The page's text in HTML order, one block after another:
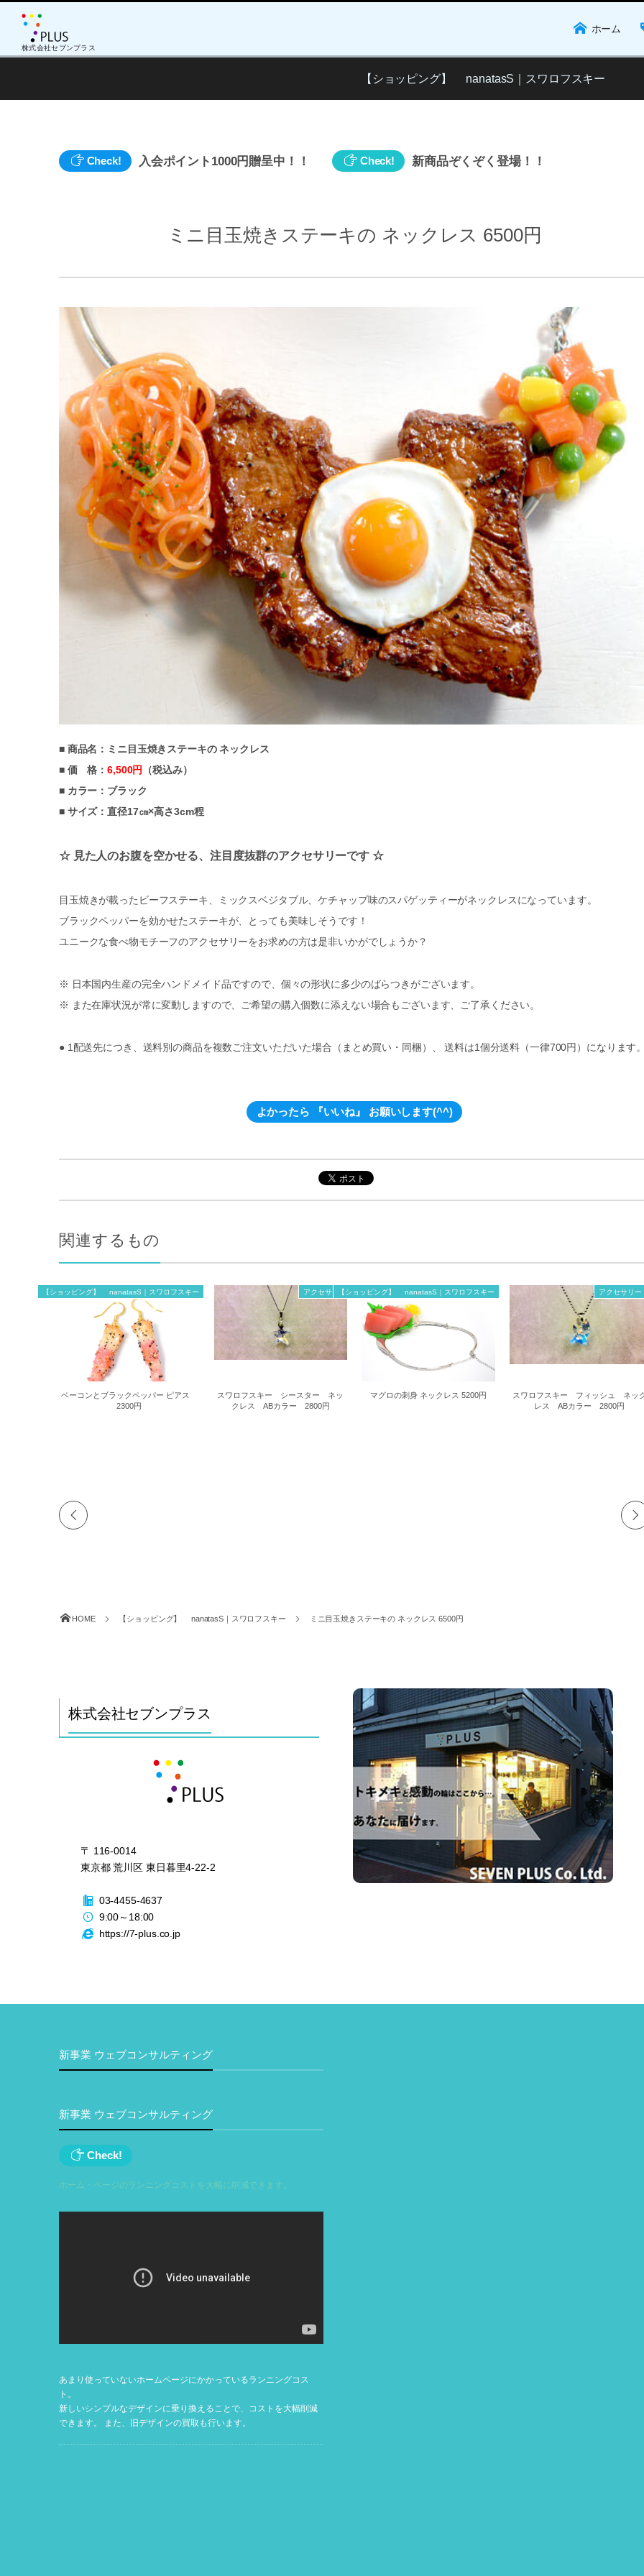
株式会社セブンプラス
ホーム
【ショッピング】 nanatasS｜スワロフスキー
Check! 入会ポイント1000円贈呈中！！ Check! 新商品ぞくぞく登場！！
ミニ目玉焼きステーキの ネックレス 6500円
■ 商品名：ミニ目玉焼きステーキの ネックレス
■ 価 格：6,500円
（税込み）
■ カラー：ブラック
■ サイズ：直径17㎝×高さ3cm程
☆ 見た人のお腹を空かせる、注目度抜群のアクセサリーです ☆
目玉焼きが載ったビーフステーキ、ミックスベジタブル、ケチャップ味のスパゲッティーがネックレスになっています。
ブラックペッパーを効かせたステーキが、とっても美味しそうです！
ユニークな食べ物モチーフのアクセサリーをお求めの方は是非いかがでしょうか？
※ 日本国内生産の完全ハンドメイド品ですので、個々の形状に多少のばらつきがございます。
※ また在庫状況が常に変動しますので、ご希望の購入個数に添えない場合もございます、ご了承ください。
● 1配送先につき、送料別の商品を複数ご注文いただいた場合（まとめ買い・同梱）、 送料は1個分送料（一律700円）になります
よかったら 『いいね』 お願いします(^^)
関連するもの
【ショッピング】 nanatasS｜スワロフスキー
ベーコンとブラックペッパー ピアス
2300円
アクセサリー
スワロフスキー シースター ネッ
クレス ABカラー 2800円
【ショッピング】 nanatasS｜スワロフスキー
マグロの刺身 ネックレス 5200円
アクセサリー
スワロフスキー フィッシュ ネッ
レス ABカラー 2800円
HOME 【ショッピング】 nanatasS｜スワロフスキー ミニ目玉焼きステーキの ネックレス 6500円
株式会社セブンプラス
〒 116-0014
東京都 荒川区 東日暮里4-22-2
03-4455-4637
9:00～ 18:00
https://7-plus.co.jp
新事業 ウェブコンサルティング
新事業 ウェブコンサルティング
Check!
ホーム・ページのランニングコストを大幅に削減できます。
あまり使っていないホームページにかかっているランニングコス
ト。
新しいシンプルなデザインに乗り換えることで、コストを大幅削減
できます。 また、旧デザインの買取も行います。